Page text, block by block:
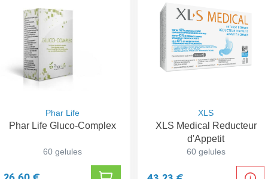
Phar Life
Phar Life Gluco-Complex
60 gelules
XLS
XLS Medical Reducteur
d'Appetit
60 gelules